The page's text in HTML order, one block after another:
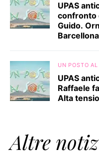
UPAS
confronto
Guido.
UN POSTO AL
UPAS
Raffaele
Alta
Altre